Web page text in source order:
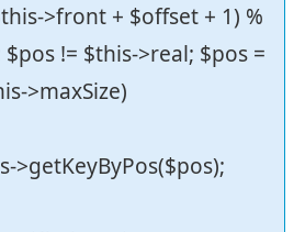
>front + $offset + 1) %
!= $this->real; $pos =
>maxSize)
>getKeyByPos($pos);